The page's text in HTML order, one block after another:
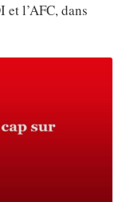
l’AFC, dans